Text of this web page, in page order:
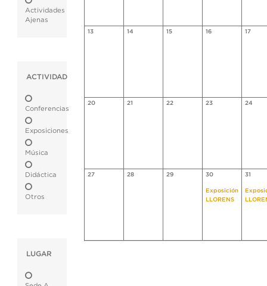
Actividades
Ajenas
ACTIVIDAD
Conferencias
Exposiciones
Música
Didáctica
Otros
LUGAR
13 14 15 16 17
20 21 22 23 24
27 28 29 30
Exposición
LLORENS
31